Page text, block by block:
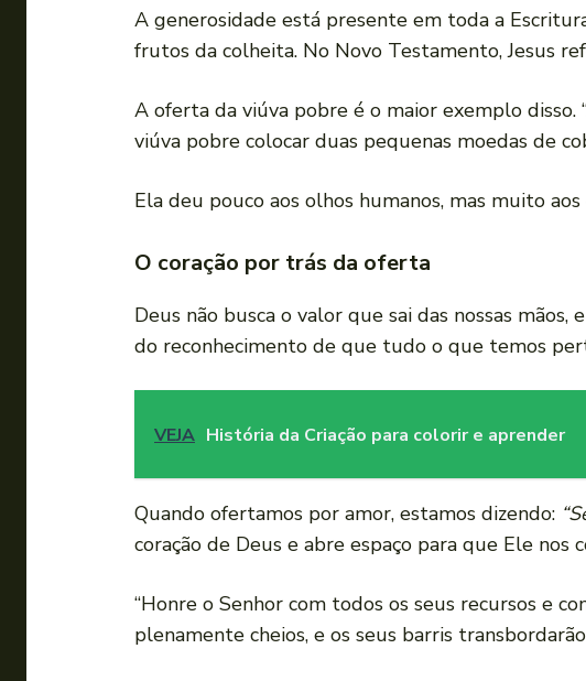
A generosidade está presente em toda a
frutos da colheita. No Novo Testamento, Jesus
A oferta da viúva pobre é o maior exemplo disso.
viúva pobre colocar duas pequenas moedas de
Ela deu pouco aos olhos humanos, mas muito
O coração por trás da oferta
Deus não busca o valor que sai das nossas
do reconhecimento de que tudo o que temos
VEJA História da Criação para colorir e aprender
Quando ofertamos por amor, estamos dizendo:
coração de Deus e abre espaço para que Ele nos
“Honre o Senhor com todos os seus recursos e
plenamente cheios, e os seus barris